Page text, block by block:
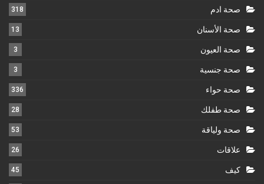
صحة ادم 318
صحة الأسنان 13
صحة العيون 3
صحة جنسية 3
صحة حواء 336
صحة طفلك 28
صحة ولياقة 53
علاقات 26
كيف 45